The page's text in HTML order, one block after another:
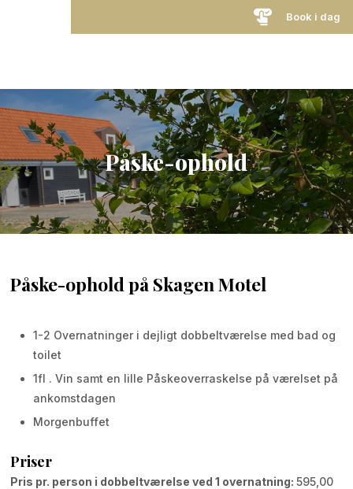
​Book i dag
Påske-ophold
Påske-ophold på Skagen Motel
1-2 Overnatninger i dejligt dobbeltværelse med bad og
toilet
1​fl . Vin samt en lille Påskeoverraskelse på værelset på
ankomstdagen
Morgenbuffet​
Priser
Pris pr. person i dobbeltværelse ved 1 overnatning: 595,00